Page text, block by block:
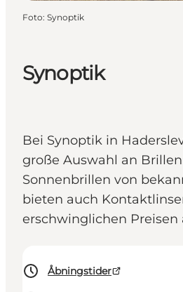
Synoptik
Bei Synoptik in
große Auswahl an
Sonnenbrillen von
bieten auch
erschwinglichen Preisen
Åbningstider
Foto: Synoptik